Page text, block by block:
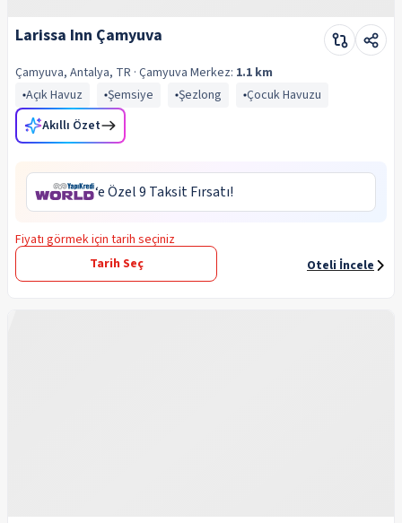
Larissa Inn Çamyuva
Çamyuva, Antalya, TR · Çamyuva Merkez: 1.1 km
Açık Havuz
Şemsiye Şezlong
Çocuk Havuzu
Akıllı Özet
‘e Özel 9 Taksit Fırsatı!
Fiyatı görmek için tarih seçiniz
Tarih Seç
Oteli İncele